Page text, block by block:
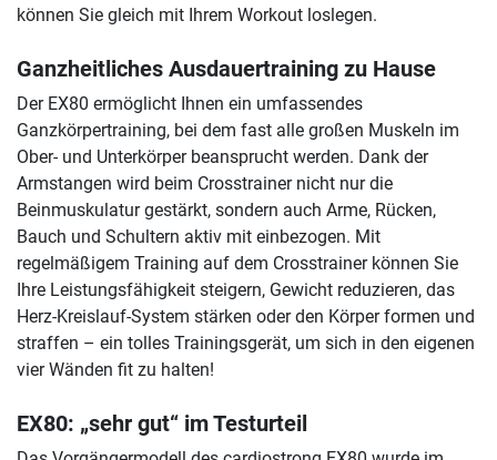
können Sie gleich mit Ihrem Workout loslegen.
Ganzheitliches Ausdauertraining zu Hause
Der EX80 ermöglicht Ihnen ein umfassendes
Ganzkörpertraining, bei dem fast alle großen Muskeln im
Ober- und Unterkörper beansprucht werden. Dank der
Armstangen wird beim Crosstrainer nicht nur die
Beinmuskulatur gestärkt, sondern auch Arme, Rücken,
Bauch und Schultern aktiv mit einbezogen. Mit
regelmäßigem Training auf dem Crosstrainer können Sie
Ihre Leistungsfähigkeit steigern, Gewicht reduzieren, das
Herz-Kreislauf-System stärken oder den Körper formen und
straffen – ein tolles Trainingsgerät, um sich in den eigenen
vier Wänden fit zu halten!
EX80: „sehr gut“ im Testurteil